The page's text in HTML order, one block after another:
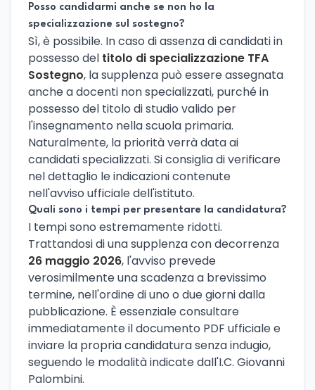
Posso candidarmi anche se non ho la
specializzazione sul sostegno?
Sì, è possibile. In caso di assenza di candidati in
possesso del titolo di specializzazione TFA
Sostegno, la supplenza può essere assegnata
anche a docenti non specializzati, purché in
possesso del titolo di studio valido per
l'insegnamento nella scuola primaria.
Naturalmente, la priorità verrà data ai
candidati specializzati. Si consiglia di verificare
nel dettaglio le indicazioni contenute
nell'avviso ufficiale dell'istituto.
Quali sono i tempi per presentare la candidatura?
I tempi sono estremamente ridotti.
Trattandosi di una supplenza con decorrenza
26 maggio 2026, l'avviso prevede
verosimilmente una scadenza a brevissimo
termine, nell'ordine di uno o due giorni dalla
pubblicazione. È essenziale consultare
immediatamente il documento PDF ufficiale e
inviare la propria candidatura senza indugio,
seguendo le modalità indicate dall'I.C. Giovanni
Palombini.